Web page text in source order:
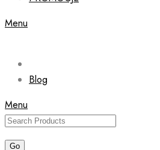
Menu
Blog
Menu